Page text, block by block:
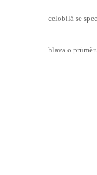
celobílá se
hlava o